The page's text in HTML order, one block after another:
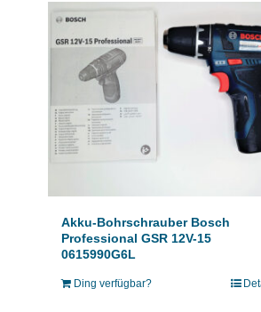
Akku-Bohrschrauber Bosch
Professional GSR 12V-15
0615990G6L
Ding verfügbar?